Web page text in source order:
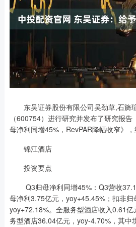
东吴证券股份有限公司吴劲草,石旖
（600754）进行研究并发布了研究报
母净利同增45%，RevPAR降幅收窄》，
锦江酒店
投资要点
Q3归母净利同增45%：Q3营收
母净利3.75亿元，yoy+45.45%；扣非归
yoy+72.18%。全服务型酒店收入0.61
务型酒店36.04亿元，yoy-4.70%，其中